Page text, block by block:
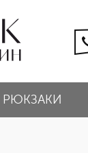
РЮКЗАКИ